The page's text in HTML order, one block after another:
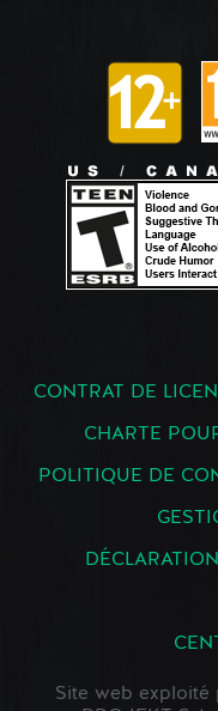
CONTRAT DE
CHARTE
POLITIQUE DE
Site web exploité